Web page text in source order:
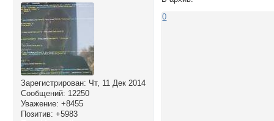
Зарегистрирован: Чт, 11 Дек 2014
Сообщений: 12250
Уважение: +8455
Позитив: +5983
0